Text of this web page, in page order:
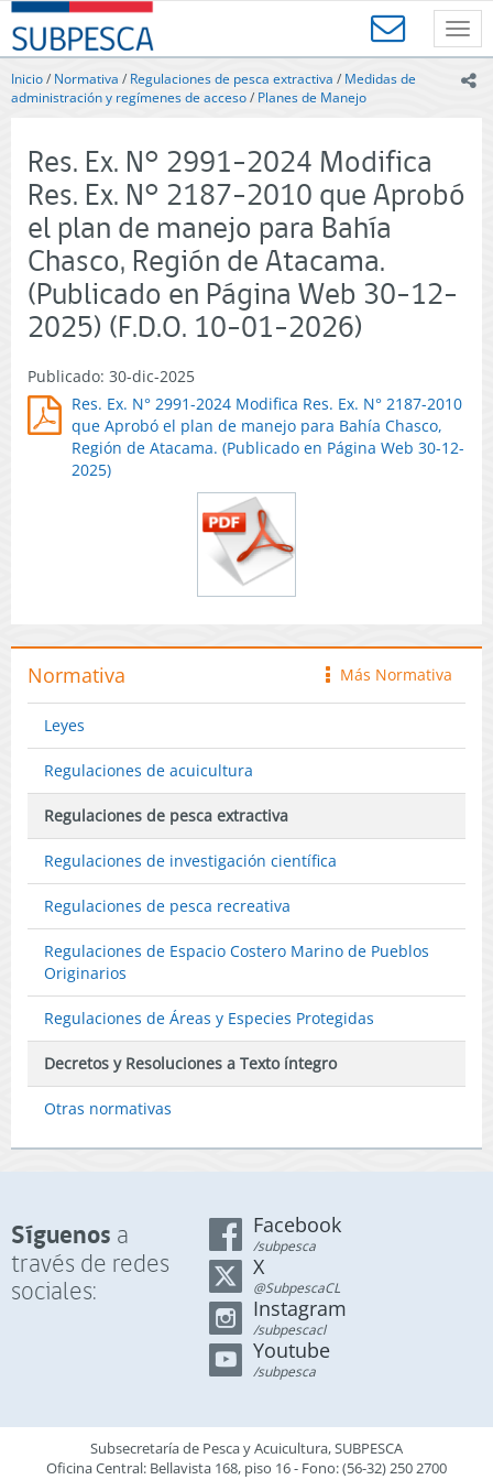
Contenido
principal
SUBPESCA
-
Subsecretaría
de
Acuicultura
Gobierno
de
Chile
Inicio/ Normativa / Regulaciones de pesca extractiva / Medidas de
administración y regímenes de acceso/ Planes de Manejo
Res. Ex. N° 2991-2024 Modifica
Res. Ex. N° 2187-2010 que Aprobó
el plan de manejo para Bahía
Chasco, Región de Atacama.
(Publicado en Página Web 30-12-
2025) (F.D.O. 10-01-2026)
Publicado: 30-dic-2025
Res. Ex. N° 2991-2024 Modifica Res. Ex. N° 2187-2010
que Aprobó el plan de manejo para Bahía Chasco,
Región de Atacama. (Publicado en Página Web 30-12-
2025)
icono
Más Normativa
Normativa
Leyes
Regulaciones de acuicultura
Regulaciones de pesca extractiva
Regulaciones de investigación científica
Regulaciones de pesca recreativa
Regulaciones de Espacio Costero Marino de Pueblos
Originarios
Regulaciones de Áreas y Especies Protegidas
Decretos y Resoluciones a Texto íntegro
Otras normativas
Síguenos a
través de redes
sociales:
Facebook
/subpesca
X
@SubpescaCL
Instagram
/subpescacl
Youtube
/subpesca
Subsecretaría de Pesca y Acuicultura, SUBPESCA
Oficina Central: Bellavista 168, piso 16 - Fono: (56-32) 250 2700